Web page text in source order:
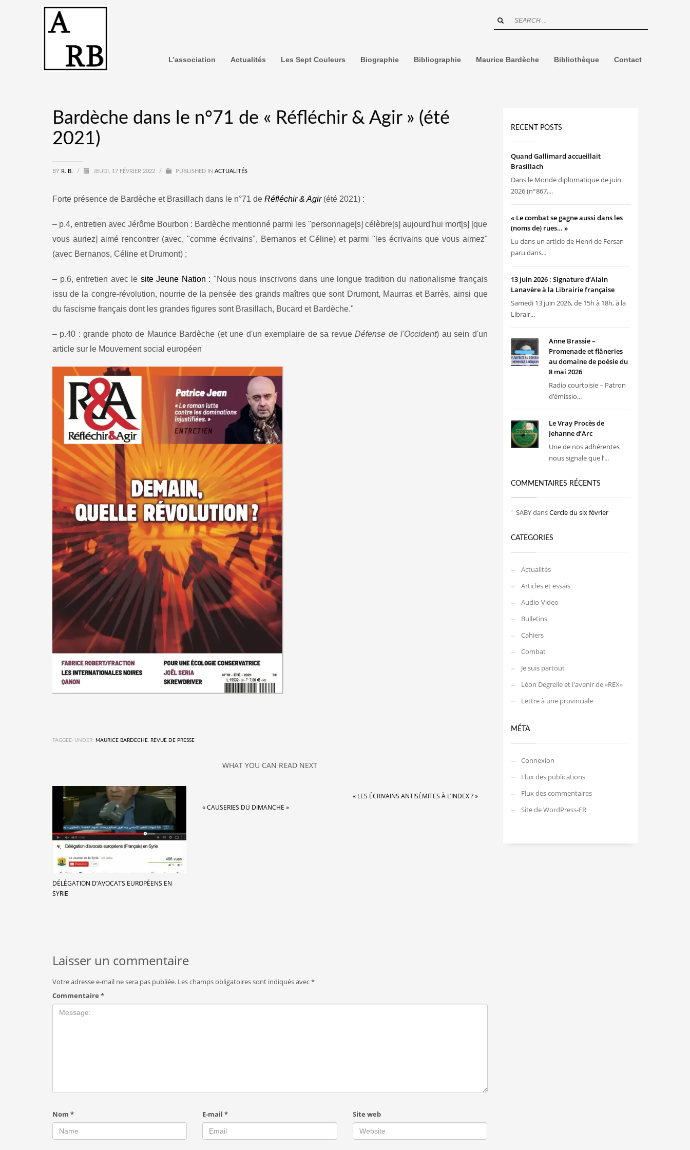
L’association Actualités Les Sept Couleurs Biographie Bibliographie Maurice Bardèche Bibliothèque Contact
Bardèche dans le n°71 de « Réfléchir & Agir » (été
2021)
BY R. B. / JEUDI, 17 FÉVRIER 2022 / PUBLISHED IN ACTUALITÉS
Forte présence de Bardèche et Brasillach dans le n°71 de Réfléchir & Agir(été 2021) :
– p.4, entretien avec Jérôme Bourbon : Bardèche mentionné parmi les "personnage[s] célèbre[s] aujourd'hui mort[s] [que
vous auriez] aimé rencontrer (avec, "comme écrivains", Bernanos et Céline) et parmi "les écrivains que vous aimez"
(avec Bernanos, Céline et Drumont) ;
– p.6, entretien avec le site Jeune Nation : "Nous nous inscrivons dans une longue tradition du nationalisme français
issu de la congre-révolution, nourrie de la pensée des grands maîtres que sont Drumont, Maurras et Barrès, ainsi que
du fascisme français dont les grandes figures sont Brasillach, Bucard et Bardèche."
– p.40 : grande photo de Maurice Bardèche (et une d'un exemplaire de sa revueDéfense de l'Occident) au sein d'un
article sur le Mouvement social européen
TAGGED UNDER: MAURICE BARDECHE REVUE DE PRESSE
WHAT YOU CAN READ NEXT
DÉLÉGATION D’AVOCATS EUROPÉENS EN
SYRIE
« CAUSERIES DU DIMANCHE »
« LES ÉCRIVAINS ANTISÉMITES À L’INDEX ? »
Laisser un commentaire
Votre adresse e-mail ne sera pas publiée. Les champs obligatoires sont indiqués avec*
Commentaire *
Nom * E-mail* Site web
RECENT POSTS
Quand Gallimard accueillait
Brasillach
Dans le Monde diplomatique de juin
2026 (n°867,...
« Le combat se gagne aussi dans les
(noms de) rues… »
Lu dans un article de Henri de Fersan
paru dans...
13 juin 2026 : Signature d’Alain
Lanavère à la Librairie française
Samedi 13 juin 2026, de 15h à 18h, à la
Librair...
Anne Brassie –
Promenade et flâneries
au domaine de poésie du
8 mai 2026
Radio courtoisie – Patron
d’émissio...
Le Vray Procès de
Jehanne d’Arc
Une de nos adhérentes
nous signale que l’...
COMMENTAIRES RÉCENTS
SABYdansCercle du six février
CATEGORIES
Actualités
Articles et essais
Audio-Video
Bulletins
Cahiers
Combat
Je suis partout
Léon Degrelle et l'avenir de «REX»
Lettre à une provinciale
MÉTA
Connexion
Flux des publications
Flux des commentaires
Site de WordPress-FR